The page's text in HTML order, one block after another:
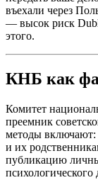
въехали через
— высок риск
этого.
КНБ как
Комитет
преемник
методы включают:
и их
публикацию